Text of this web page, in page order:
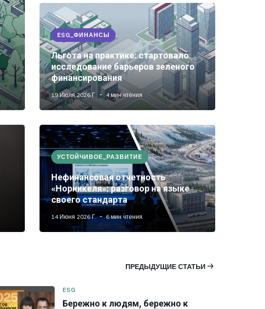
ESG_ФИНАНСЫ
Льгота на практике: стартовало
исследование барьеров зеленого
финансирования
19 Июля 2026 Г. 4 мин чтения
УСТОЙЧИВОЕ_РАЗВИТИЕ
Нефинансовая отчетность
«Норникеля»: разговор на языке
своего стандарта
14 Июня 2026 Г. 6 мин чтения
ПРЕДЫДУЩИЕ СТАТЬИ
ESG
Бережно к людям, бережно к